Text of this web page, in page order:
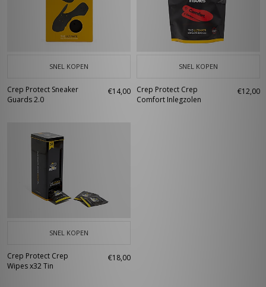
SNEL KOPEN
Crep Protect Sneaker
Guards 2.0
€14,00
SNEL KOPEN
Crep Protect Crep
Comfort Inlegzolen
€12,00
SNEL KOPEN
Crep Protect Crep
Wipes x32 Tin
€18,00